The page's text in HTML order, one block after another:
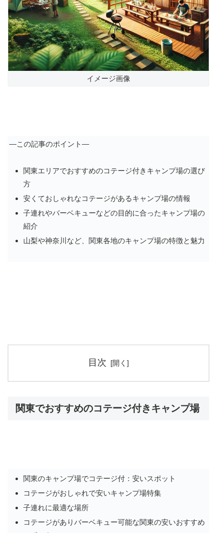
イメージ画像
―この記事のポイント―
関東エリアでおすすめのコテージ付きキャンプ場の選び
方
安くておしゃれなコテージがあるキャンプ場の情報
子連れやバーベキューなどの目的に合ったキャンプ場の
紹介
山梨や神奈川など、関東各地のキャンプ場の特徴と魅力
目次
関東でおすすめのコテージ付きキャンプ場
関東のキャンプ場でコテージ付：安いスポット
コテージがおしゃれで安いキャンプ場特集
子連れに最適な場所
コテージがありバーベキュー可能な関東の安いおすすめ